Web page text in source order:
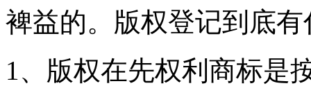
裨益的。版权登记到底
1、版权在先权利商标是